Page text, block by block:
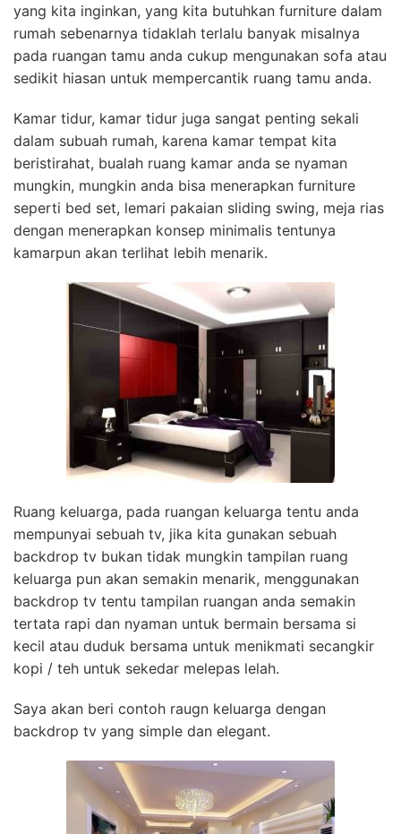
yang kita inginkan, yang kita butuhkan furniture dalam
rumah sebenarnya tidaklah terlalu banyak misalnya
pada ruangan tamu anda cukup mengunakan sofa atau
sedikit hiasan untuk mempercantik ruang tamu anda.
Kamar tidur, kamar tidur juga sangat penting sekali
dalam subuah rumah, karena kamar tempat kita
beristirahat, bualah ruang kamar anda se nyaman
mungkin, mungkin anda bisa menerapkan furniture
seperti bed set, lemari pakaian sliding swing, meja rias
dengan menerapkan konsep minimalis tentunya
kamarpun akan terlihat lebih menarik.
Ruang keluarga, pada ruangan keluarga tentu anda
mempunyai sebuah tv, jika kita gunakan sebuah
backdrop tv bukan tidak mungkin tampilan ruang
keluarga pun akan semakin menarik, menggunakan
backdrop tv tentu tampilan ruangan anda semakin
tertata rapi dan nyaman untuk bermain bersama si
kecil atau duduk bersama untuk menikmati secangkir
kopi / teh untuk sekedar melepas lelah.
Saya akan beri contoh raugn keluarga dengan
backdrop tv yang simple dan elegant.